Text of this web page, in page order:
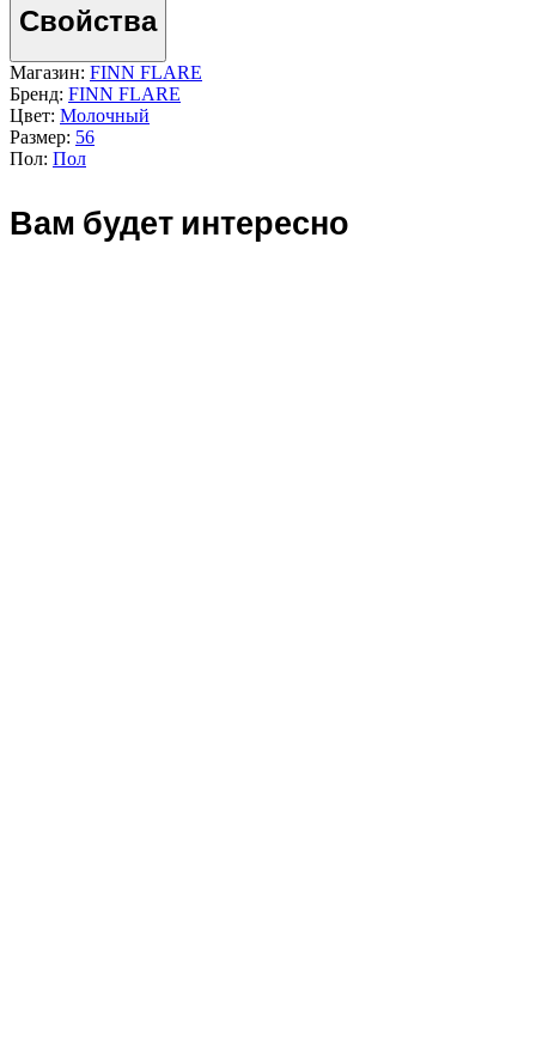
Свойства
Магазин: FINN FLARE
Бренд: FINN FLARE
Цвет: Молочный
Размер: 56
Пол: Пол
Вам будет интересно